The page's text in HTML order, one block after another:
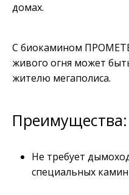
домах.
С биокамином
живого огня может
жителю мегаполиса.
Преимущества:
Не требует
специальных